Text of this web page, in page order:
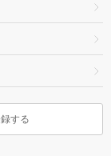
する